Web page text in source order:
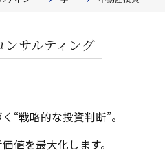
サルティング
“戦略的な投資判断”。
値を最大化します。